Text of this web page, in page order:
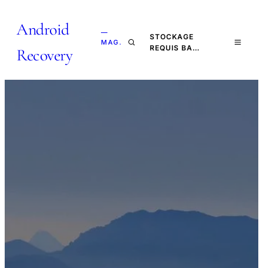
Android
Recovery
—
MAG.
STOCKAGE
REQUIS BA…